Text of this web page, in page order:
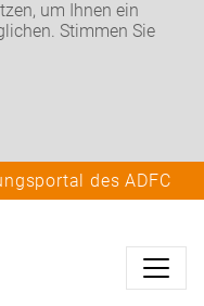
um Ihnen ein
Stimmen Sie
des ADFC